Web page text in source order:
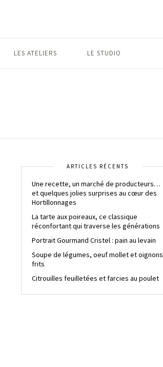
LES ATELIERS LE STUDIO
ARTICLES RÉCENTS
Une recette, un marché de producteurs…
et quelques jolies surprises au cœur des
Hortillonnages
La tarte aux poireaux, ce classique
réconfortant qui traverse les générations
Portrait Gourmand Cristel : pain au levain
Soupe de légumes, oeuf mollet et oignons
frits
Citrouilles feuilletées et farcies au poulet